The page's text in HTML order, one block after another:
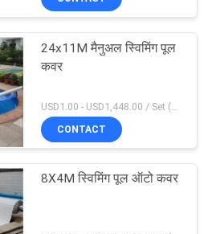
24x11M मैनुअल स्विमिंग पूल
कवर
USD1.00 - USD1,448.00 / Set (3 Cover With 3 Roller), Only Cover USD1.50 - USD3.50 / Square Meter MOQ:1 टुकड़ा
CONTACT
8X4M स्विमिंग पूल ऑटो कवर